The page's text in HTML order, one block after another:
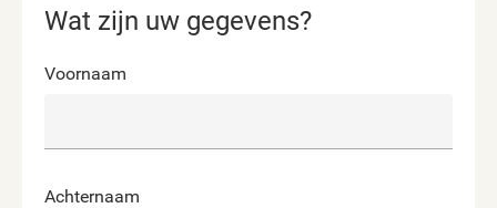
Wat zijn uw gegevens?
Voornaam
Achternaam